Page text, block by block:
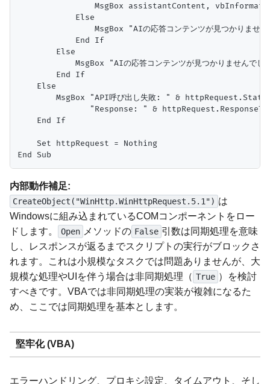
MsgBox assistantContent,
            Else
MsgBox "AIの応答コンテンツが見つかりませ
            End If
        Else
MsgBox "AIの応答コンテンツが見つかりませんで
        End If
    Else
MsgBox "API呼び出し失敗: " &
"Response: " &
    End If
    Set httpRequest = Nothing
内部動作補足:
CreateObject("WinHttp.WinHttpRequest.5.1") は
Windowsに組み込まれているCOMコンポーネントをロー
ドします。
Open メソッドの False 引数は同期処理を意味
し、レスポンスが返るまでスクリプトの実行がブロックさ
れます。これは小規模なタスクでは問題ありませんが、大
規模な処理やUIを伴う場合は非同期処理（ True ）を検討
すべきです。VBAでは非同期処理の実装が複雑になるた
め、ここでは同期処理を基本とします。
堅牢化 (VBA)
エラーハンドリング、プロキシ設定、タイムアウト、そし